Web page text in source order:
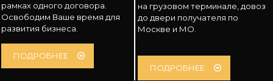
рамках одного договора.
Освободим Ваше время для
развития бизнеса.
ПОДРОБНЕЕ
на грузовом терминале, довоз
до двери получателя по
Москве и МО.
ПОДРОБНЕЕ